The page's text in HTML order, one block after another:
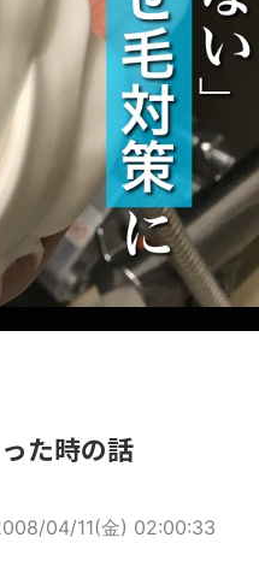
た時の話
04/11(金) 02:00:33